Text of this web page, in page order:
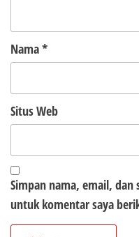
Nama*
Situs Web
Simpan nama, email,
untuk komentar saya